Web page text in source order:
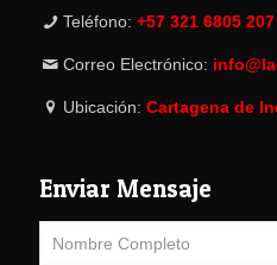
Teléfono: +57 321 6805 207
Correo Electrónico:
Ubicación: Cartagena de
Enviar Mensaje